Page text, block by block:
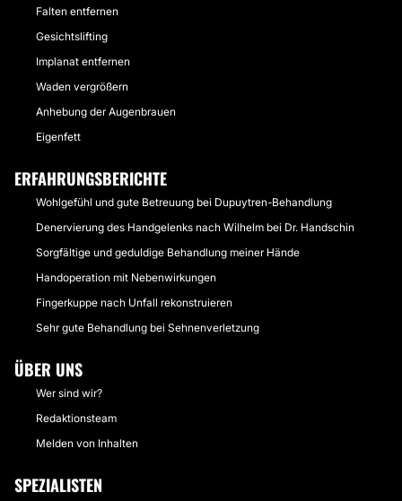
Falten entfernen
Gesichtslifting
Implanat entfernen
Waden vergrößern
Anhebung der Augenbrauen
Eigenfett
ERFAHRUNGSBERICHTE
Wohlgefühl und gute Betreuung bei Dupuytren-Behandlung
Denervierung des Handgelenks nach Wilhelm bei Dr. Handschin
Sorgfältige und geduldige Behandlung meiner Hände
Handoperation mit Nebenwirkungen
Fingerkuppe nach Unfall rekonstruieren
Sehr gute Behandlung bei Sehnenverletzung
ÜBER UNS
Wer sind wir?
Redaktionsteam
Melden von Inhalten
SPEZIALISTEN